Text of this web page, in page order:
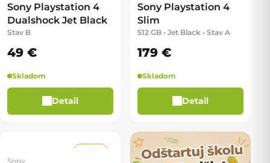
Sony Playstation 4
Dualshock Jet Black
Stav B
49 €
Skladom
Detail
Sony Playstation 4
Slim
512 GB • Jet Black • Stav A
179 €
Skladom
Detail
Sony